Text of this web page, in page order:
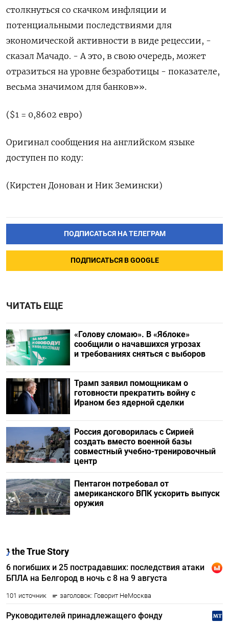
столкнуться со скачком инфляции ​и
потенциальными последствиями для
⁠экономической активности в виде рецессии, -
сказал Мачадо. - А это, в ‌свою очередь, может
отразиться на уровне безработицы - показателе,
‌весьма значимом для банков»».
($1 = 0,8602 евро)
Оригинал сообщения ​на английском языке
доступен по коду:
(Кирстен ‌Донован и Ник Земински)
ПОДПИСАТЬСЯ НА ТЕЛЕГРАМ
ПОДПИСАТЬСЯ В GOOGLE
ЧИТАТЬ ЕЩЕ
«Голову сломаю». В «Яблоке»
сообщили о начавшихся угрозах
и требованиях сняться с выборов
Трамп заявил помощникам о
готовности прекратить войну с
Ираном без ядерной сделки
Россия договорилась с Сирией
создать вместо военной базы
совместный учебно-тренировочный
центр
Пентагон потребовал от
американского ВПК ускорить выпуск
оружия